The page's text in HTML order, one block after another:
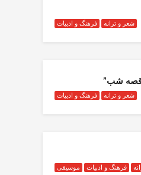
شعر و ترانه فرهنگ و ادبیات
شب”
شعر و ترانه فرهنگ و ادبیات
فرهنگ و ادبیات موسیقی